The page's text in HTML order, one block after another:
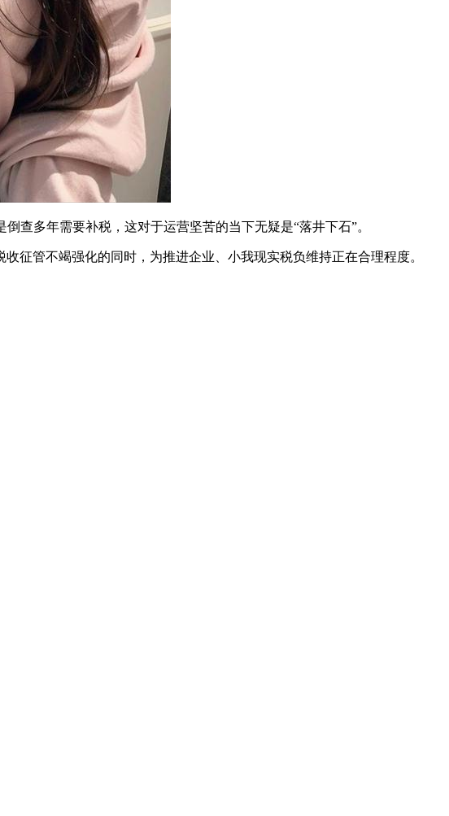
多年需要补税，这对于运营坚苦的当下无疑是“落井下石”。
管不竭强化的同时，为推进企业、小我现实税负维持正在合理程度。